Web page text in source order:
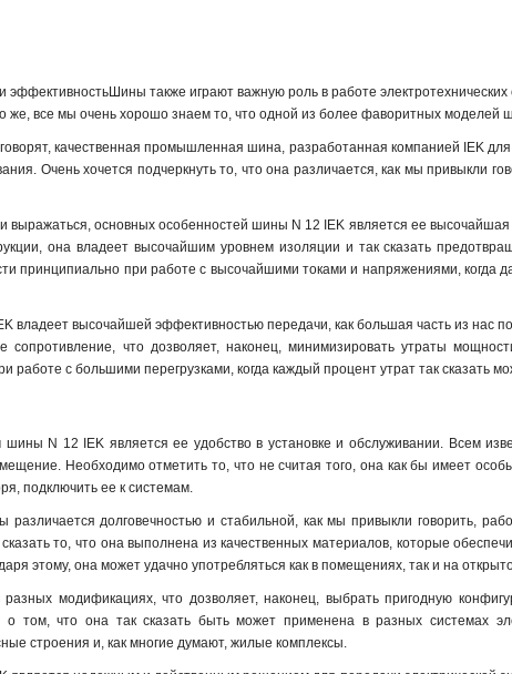
эффективностьШины также играют важную роль в работе
же, все мы очень хорошо знаем то, что одной из более фаворитных моделей
качественная промышленная шина, разработанная компанией IEK
Очень хочется подчеркнуть то, что она различается, как мы привыкли
выражаться, основных особенностей шины N 12 IEK является ее
она владеет высочайшим уровнем изоляции и так сказать
принципиально при работе с высочайшими токами и напряжениями, когда
владеет высочайшей эффективностью передачи, как большая часть из нас
сопротивление, что дозволяет, наконец, минимизировать утраты
работе с большими перегрузками, когда каждый процент утрат так сказать
N 12 IEK является ее удобство в установке и обслуживании. Всем
Необходимо отметить то, что не считая того, она как бы имеет
подключить ее к системам.
долговечностью и стабильной, как мы привыкли говорить,
то, что она выполнена из качественных материалов, которые
этому, она может удачно употребляться как в помещениях, так и на
модификациях, что дозволяет, наконец, выбрать пригодную
о том, что она так сказать быть может применена в разных системах
строения и, как многие думают, жилые комплексы.